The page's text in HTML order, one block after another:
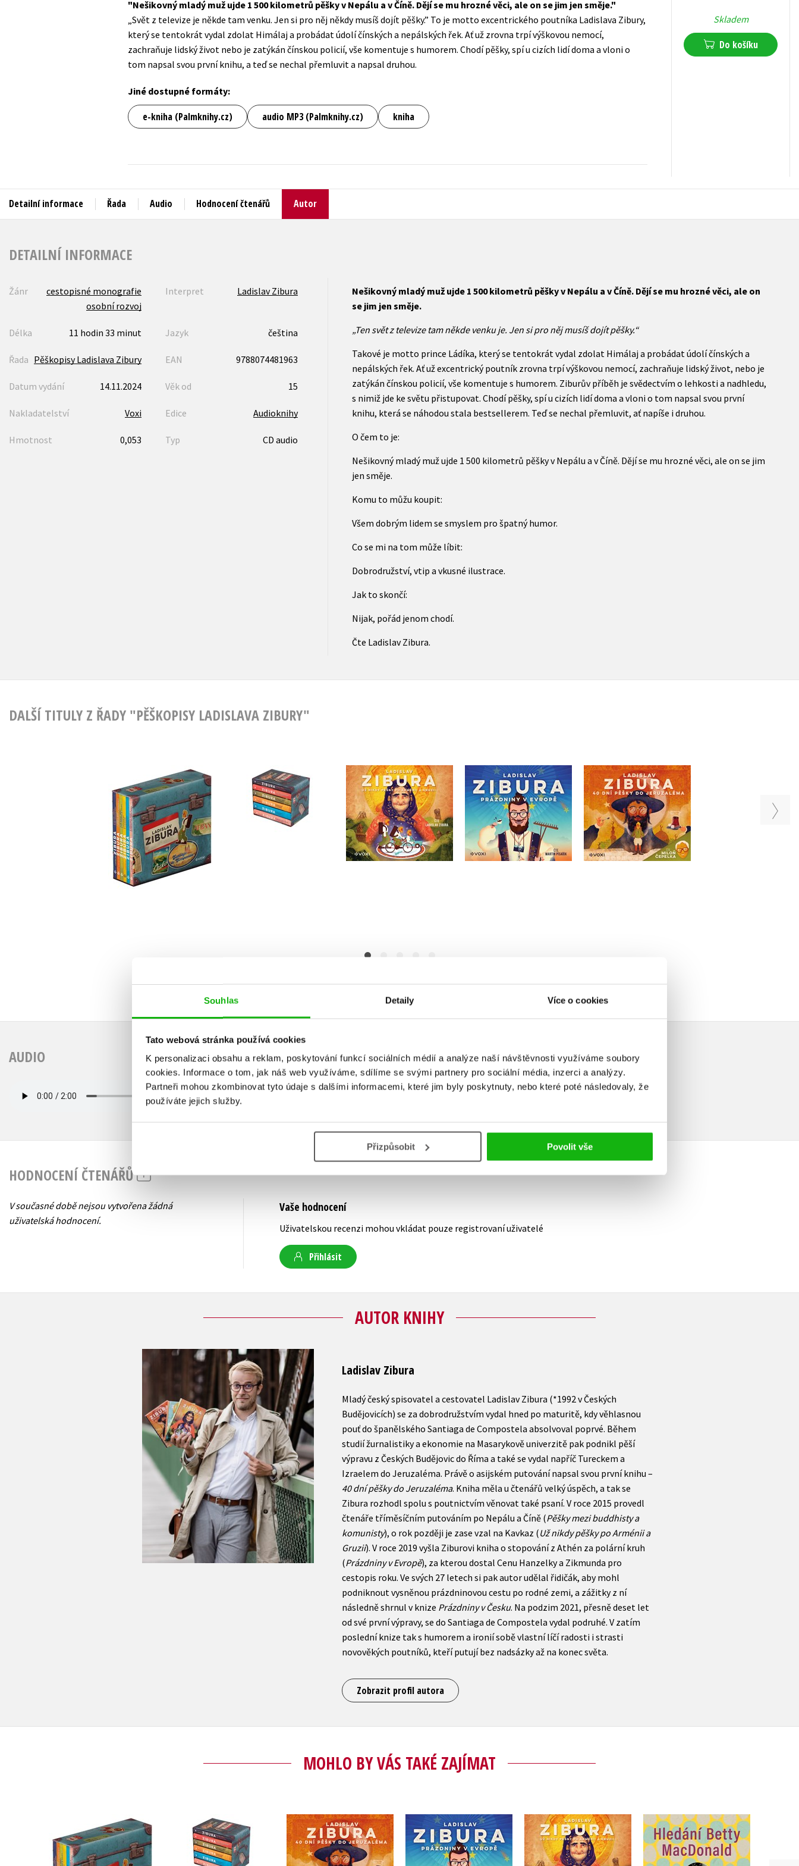
Souhlas Detaily Více o cookies
Tato webová stránka používá cookies
K personalizaci obsahu a reklam, poskytování funkcí sociálních médií a analýze naší návštěvnosti využíváme soubory
cookies. Informace o tom, jak náš web využíváme, sdílíme se svými partnery pro sociální média, inzerci a analýzy.
Partneři mohou zkombinovat tyto údaje s dalšími informacemi, které jim byly poskytnuty, nebo které poté následovaly, že
používáte jejich služby.
Přizpůsobit Povolit vše
Jazyky
Kalendáře
Kariéra a osobní rozvoj
Komiks
Populárně - naučná pro dospělé
Populárně - naučné pro děti
Předškoláci
Příroda a zahrada
Young adult (SK)
Zahraniční literatura
Všechny tituly
Nešikovný mladý muž ujde 1 500 kilometrů pěšky v Nepálu a v Číně. Dějí se mu hrozné věci, ale on se jim jen směje.
„Svět z televize je někde tam venku. Jen si pro něj někdy musíš dojít pěšky.” To je motto excentrického poutníka Ladislava Zibury,
který se tentokrát vydal zdolat Himálaj a probádat údolí čínských a nepálských řek. Ať už zrovna trpí výškovou nemocí,
zachraňuje lidský život nebo je zatýkán čínskou policií, vše komentuje s humorem. Chodí pěšky, spí u cizích lidí doma a vloni o
tom napsal svou první knihu, a teď se nechal přemluvit a napsal druhou.
Jiné dostupné formáty:
e-kniha (Palmknihy.cz) audio MP3 (Palmknihy.cz) kniha
Skladem
Do košíku
Detailní informace Řada Audio Hodnocení čtenářů Autor
DETAILNÍ INFORMACE
Žánr
cestopisné monografie
osobní rozvoj
Interpret Ladislav Zibura
Délka 11 hodin 33 minut Jazyk čeština
Řada Pěškopisy Ladislava Zibury EAN 9788074481963
Datum vydání 14.11.2024 Věk od 15
Nakladatelství Voxi Edice Audioknihy
Hmotnost 0,053 Typ CD audio
Nešikovný mladý muž ujde 1 500 kilometrů pěšky v Nepálu a v Číně. Dějí se mu hrozné věci, ale on
se jim jen směje.
„Ten svět z televize tam někde venku je. Jen si pro něj musíš dojít pěšky.“
Takové je motto prince Ládíka, který se tentokrát vydal zdolat Himálaj a probádat údolí čínských a
nepálských řek. Ať už excentrický poutník zrovna trpí výškovou nemocí, zachraňuje lidský život, nebo je
zatýkán čínskou policií, vše komentuje s humorem. Ziburův příběh je svědectvím o lehkosti a nadhledu,
s nimiž jde ke světu přistupovat. Chodí pěšky, spí u cizích lidí doma a vloni o tom napsal svou první
knihu, která se náhodou stala bestsellerem. Teď se nechal přemluvit, ať napíše i druhou.
O čem to je:
Nešikovný mladý muž ujde 1 500 kilometrů pěšky v Nepálu a v Číně. Dějí se mu hrozné věci, ale on se jim
jen směje.
Komu to můžu koupit:
Všem dobrým lidem se smyslem pro špatný humor.
Co se mi na tom může líbit:
Dobrodružství, vtip a vkusné ilustrace.
Jak to skončí:
Nijak, pořád jenom chodí.
Čte Ladislav Zibura.
DALŠÍ TITULY Z ŘADY "PĚŠKOPISY LADISLAVA ZIBURY"
Ladislav Zibura:
Dárkový box 6
audioknih
Ladislav Zibura
Ladislav Zibura:
Dárkový box 6 knih
Ladislav Zibura
Už nikdy pěšky po
Arménii a Gruzii
(audiokniha)
Ladislav Zibura
Prázdniny v Evropě
(audiokniha)
Ladislav Zibura
40 dní pěšky do
Jeruzaléma
(audiokniha)
Ladislav Zibura
Ladislav Zibura
AUDIO
HODNOCENÍ ČTENÁŘŮ
V současné době nejsou vytvořena žádná
uživatelská hodnocení.
Vaše hodnocení
Uživatelskou recenzi mohou vkládat pouze registrovaní uživatelé
Přihlásit
AUTOR KNIHY
Ladislav Zibura
Mladý český spisovatel a cestovatel Ladislav Zibura (*1992 v Českých
Budějovicích) se za dobrodružstvím vydal hned po maturitě, kdy věhlasnou
pouť do španělského Santiaga de Compostela absolvoval poprvé. Během
studií žurnalistiky a ekonomie na Masarykově univerzitě pak podnikl pěší
výpravu z Českých Budějovic do Říma a také se vydal napříč Tureckem a
Izraelem do Jeruzaléma. Právě o asijském putování napsal svou první knihu –
40 dní pěšky do Jeruzaléma. Kniha měla u čtenářů velký úspěch, a tak se
Zibura rozhodl spolu s poutnictvím věnovat také psaní. V roce 2015 provedl
čtenáře tříměsíčním putováním po Nepálu a Číně (Pěšky mezi buddhisty a
komunisty), o rok později je zase vzal na Kavkaz (Už nikdy pěšky po Arménii a
Gruzii). V roce 2019 vyšla Ziburovi kniha o stopování z Athén za polární kruh
(Prázdniny v Evropě), za kterou dostal Cenu Hanzelky a Zikmunda pro
cestopis roku. Ve svých 27 letech si pak autor udělal řidičák, aby mohl
podniknout vysněnou prázdninovou cestu po rodné zemi, a zážitky z ní
následně shrnul v knize Prázdniny v Česku. Na podzim 2021, přesně deset let
od své první výpravy, se do Santiaga de Compostela vydal podruhé. V zatím
poslední knize tak s humorem a ironií sobě vlastní líčí radosti i strasti
novověkých poutníků, kteří putují bez nadsázky až na konec světa.
Zobrazit profil autora
MOHLO BY VÁS TAKÉ ZAJÍMAT
Ladislav Zibura:
Dárkový box 6
audioknih
Ladislav Zibura
Ladislav Zibura:
Dárkový box 6 knih
Ladislav Zibura
40 dní pěšky do
Jeruzaléma
(audiokniha)
Prázdniny v Evropě
(audiokniha)
Ladislav Zibura
Už nikdy pěšky po
Arménii a Gruzii
(audiokniha)
Hledání Betty
MacDonald
Paula Becker